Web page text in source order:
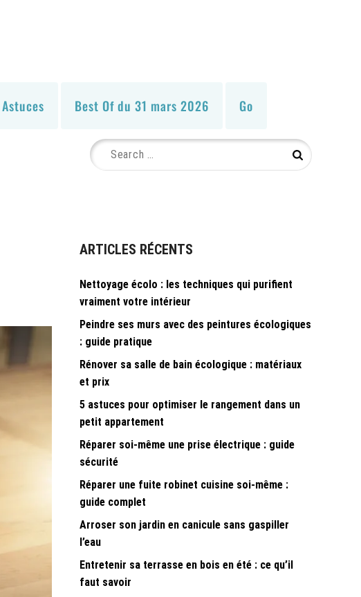
Astuces Best Of du 31 mars 2026 Go
Search
for:
Search
ARTICLES RÉCENTS
Nettoyage écolo : les techniques qui purifient
vraiment votre intérieur
Peindre ses murs avec des peintures écologiques
: guide pratique
Rénover sa salle de bain écologique : matériaux
et prix
5 astuces pour optimiser le rangement dans un
petit appartement
Réparer soi-même une prise électrique : guide
sécurité
Réparer une fuite robinet cuisine soi-même :
guide complet
Arroser son jardin en canicule sans gaspiller
l’eau
Entretenir sa terrasse en bois en été : ce qu’il
faut savoir